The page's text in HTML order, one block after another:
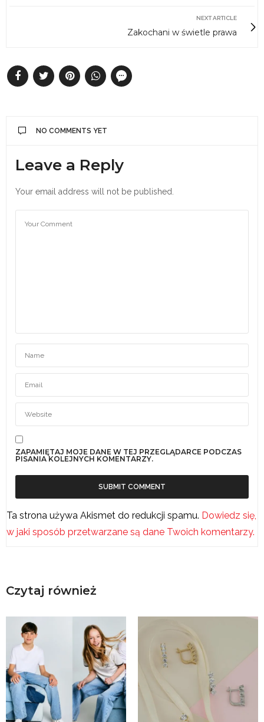
NEXT ARTICLE
Zakochani w świetle prawa
NO COMMENTS YET
Leave a Reply
Your email address will not be published.
ZAPAMIĘTAJ MOJE DANE W TEJ PRZEGLĄDARCE PODCZAS
PISANIA KOLEJNYCH KOMENTARZY.
Ta strona używa Akismet do redukcji spamu. Dowiedz się,
w jaki sposób przetwarzane są dane Twoich komentarzy.
Czytaj również